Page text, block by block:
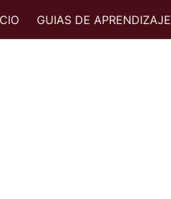
GUIAS DE APRENDIZAJE